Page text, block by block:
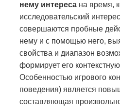
нему интереса на время,
исследовательский интерес
совершаются пробные
нему и с помощью него,
свойства и диапазон
формирует его
Особенностью игрового
поведения) является
составляющая